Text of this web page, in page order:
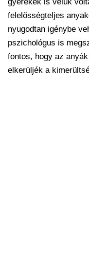
felelősségteljes
nyugodtan igénybe
pszichológus is
fontos, hogy az
elkerüljék a